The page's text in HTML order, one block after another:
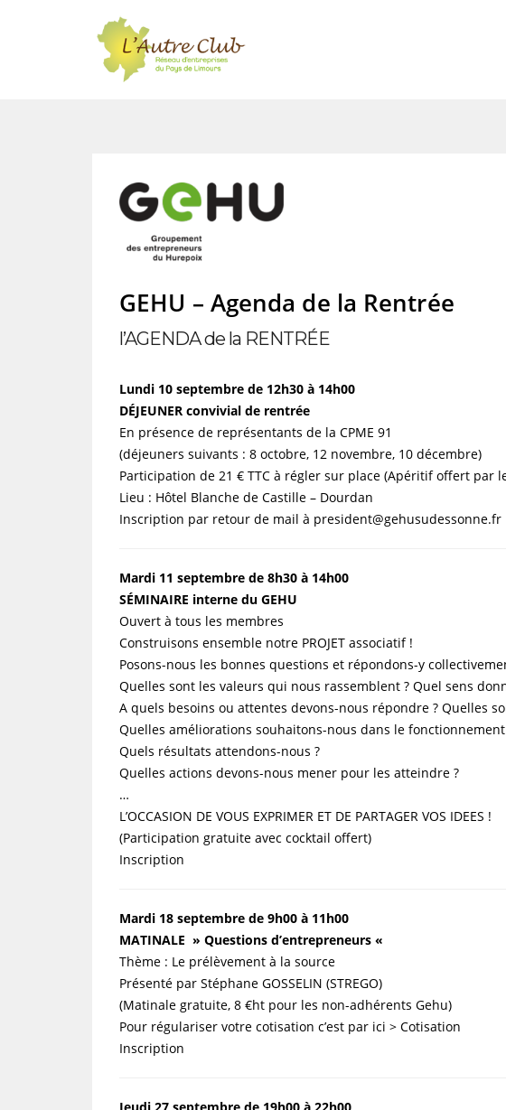
GEHU – Agenda de la Rentrée
l’AGENDA de la RENTRÉE
Lundi 10 septembre de 12h30 à 14h00
DÉJEUNER convivial de rentrée
En présence de représentants de la CPME 91
(déjeuners suivants : 8 octobre, 12 novembre, 10 décembre)
Participation de 21 € TTC à régler sur place (Apéritif offert par
Lieu : Hôtel Blanche de Castille – Dourdan
Inscription par retour de mail à president@gehusudessonne.fr
Mardi 11 septembre de 8h30 à 14h00
SÉMINAIRE interne du GEHU
Ouvert à tous les membres
Construisons ensemble notre PROJET associatif !
Posons-nous les bonnes questions et répondons-y
Quelles sont les valeurs qui nous rassemblent ? Quel sens
A quels besoins ou attentes devons-nous répondre ? Quelles
Quelles améliorations souhaitons-nous dans le fonctionnement
Quels résultats attendons-nous ?
Quelles actions devons-nous mener pour les atteindre ?
…
L’OCCASION DE VOUS EXPRIMER ET DE PARTAGER VOS IDEES !
(Participation gratuite avec cocktail offert)
Inscription
Mardi 18 septembre de 9h00 à 11h00
MATINALE » Questions d’entrepreneurs «
Thème : Le prélèvement à la source
Présenté par Stéphane GOSSELIN (STREGO)
(Matinale gratuite, 8 €ht pour les non-adhérents Gehu)
Pour régulariser votre cotisation c’est par ici > Cotisation
Inscription